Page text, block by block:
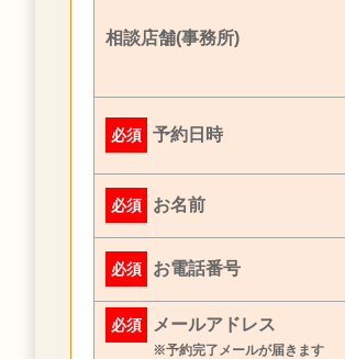
相談店舗(事務所)
必須 予約日時
必須 お名前
必須 お電話番号
必須 メールアドレス
※予約完了メールが届きます